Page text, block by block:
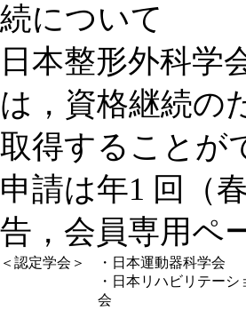
続について
日本整形外科学
は，資格継続の
取得することが
申請は年1 回（
告，会員専用ペ
＜認定学会＞ ・日本運動器科学会
・日本リハビリテーシ
会